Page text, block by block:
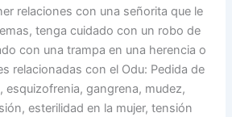
relaciones con una señorita que le
tenga cuidado con un robo de
con una trampa en una herencia o
relacionadas con el Odu: Pedida de
esquizofrenia, gangrena, mudez,
esterilidad en la mujer, tensión